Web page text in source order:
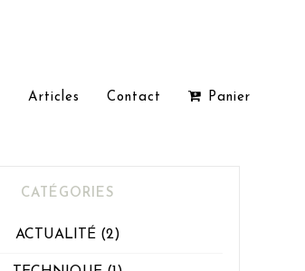
Articles Contact Panier
CATÉGORIES
ACTUALITÉ(2)